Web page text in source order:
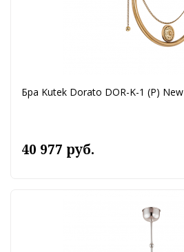
Бра Kutek Dorato DOR-K-1 (P) New
40 977 руб.